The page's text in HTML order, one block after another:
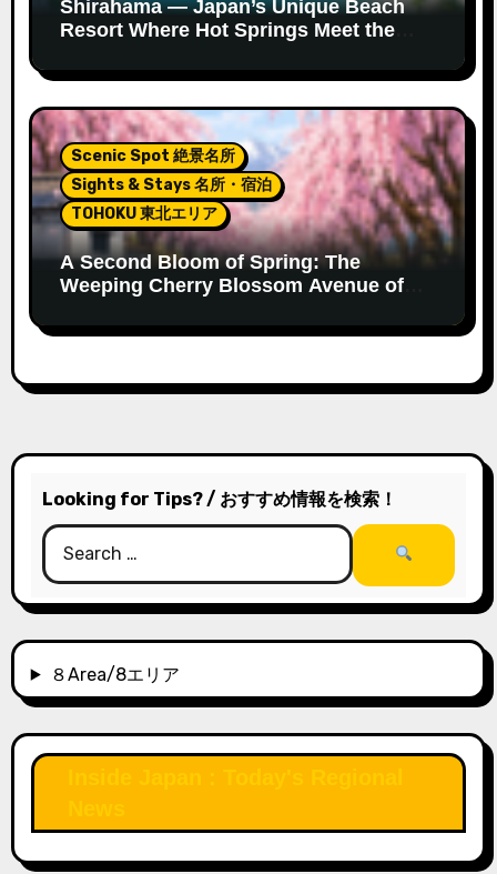
Shirahama — Japan’s Unique Beach
Resort Where Hot Springs Meet the
Scenic Spot 絶景名所
Sights & Stays 名所・宿泊
TOHOKU 東北エリア
A Second Bloom of Spring: The
Weeping Cherry Blossom Avenue of
Looking for Tips? / おすすめ情報を検索！
８Area/8エリア